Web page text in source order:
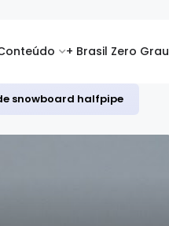
+ Brasil Zero Grau
snowboard halfpipe